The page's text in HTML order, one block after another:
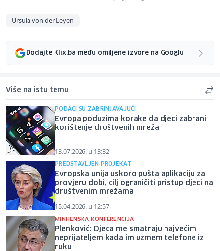
Ursula von der Leyen
Dodajte Klix.ba među omiljene izvore na Googlu
Više na istu temu
PODACI SU ZABRINJAVAJUĆI
Evropa poduzima korake da djeci zabrani
korištenje društvenih mreža
13.07.2026. u 13:32
PREDSTAVLJEN PROJEKAT
Evropska unija uskoro pušta aplikaciju za
provjeru dobi, cilj ograničiti pristup djeci na
društvenim mrežama
15.04.2026. u 12:57
MINHENSKA KONFERENCIJA
Plenković: Djeca me smatraju najvećim
neprijateljem kada im uzmem telefone iz
ruku